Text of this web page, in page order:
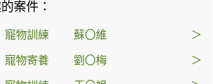
案件：
寵物訓練 蘇〇維 ＞
寵物寄養 劉〇梅 ＞